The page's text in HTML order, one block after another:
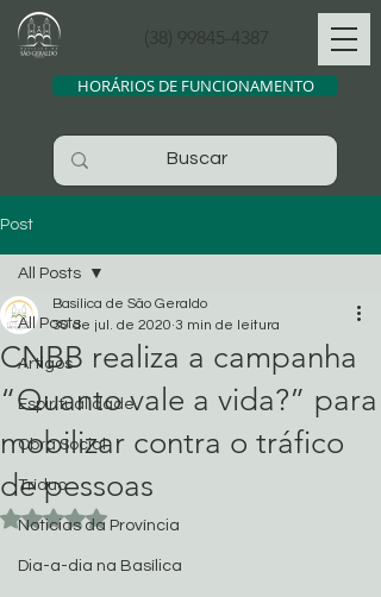
(38) 99845-4387
HORÁRIOS DE FUNCIONAMENTO
Post
All Posts
Artigos
Espiritualidade
Obra Social
Tríduo
Noticias da Província
Dia-a-dia na Basílica
All Posts
CNBB realiza a campanha
“Quanto vale a vida?” para
mobilizar contra o tráfico
de pessoas
Basílica de São Geraldo
30 de jul. de 2020 3 min de leitura
Avaliado com NaN de 5 estrelas.